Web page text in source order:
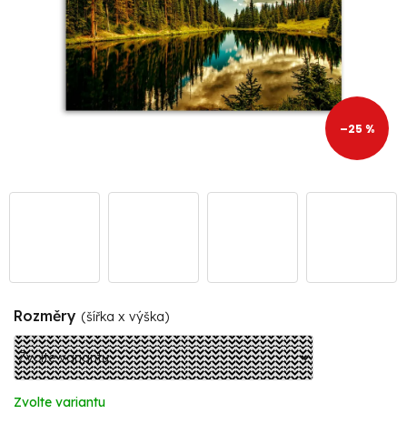
–25 %
Rozměry (šířka x výška)
Zvolte variantu